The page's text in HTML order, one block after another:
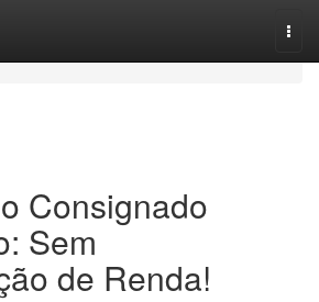
Consignado
Sem
de Renda!